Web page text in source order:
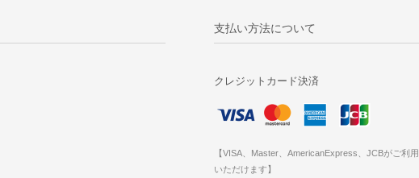
支払い方法について
クレジットカード決済
【VISA、Master、AmericanExpress、JCBがご利用
いただけます】